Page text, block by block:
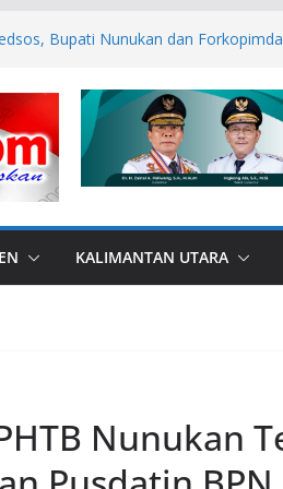
Bupati Nunukan dan Forkopimda
Bullying
ASN Tetap Dibayarkan
RI, Bendera Merah Putih 81 Meter
RI–Malaysia Pulau Sebatik
Kodim 1506/Namlea Bersama Yonif
Ilath
KALIMANTAN UTARA
Nunukan